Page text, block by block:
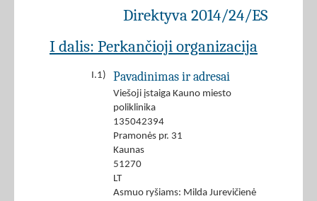
Direktyva 2014/24/ES
I dalis: Perkančioji organizacija
I.1) Pavadinimas ir adresai
Viešoji įstaiga Kauno miesto
poliklinika
135042394
Pramonės pr. 31
Kaunas
51270
LT
Asmuo ryšiams: Milda Jurevičienė